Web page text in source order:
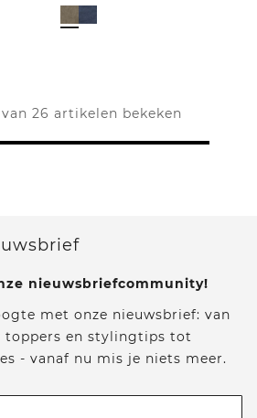
26 artikelen bekeken
nieuwsbriefcommunity!
met onze nieuwsbrief: van
toppers en stylingtips tot
- vanaf nu mis je niets meer.